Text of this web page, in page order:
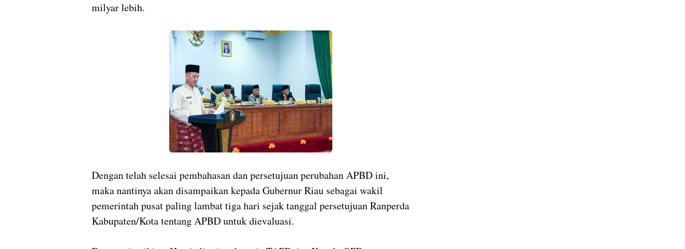
milyar lebih.
Dengan telah selesai pembahasan dan persetujuan perubahan APBD ini,
maka nantinya akan disampaikan kepada Gubernur Riau sebagai wakil
pemerintah pusat paling lambat tiga hari sejak tanggal persetujuan Ranperda
Kabupaten/Kota tentang APBD untuk dievaluasi.